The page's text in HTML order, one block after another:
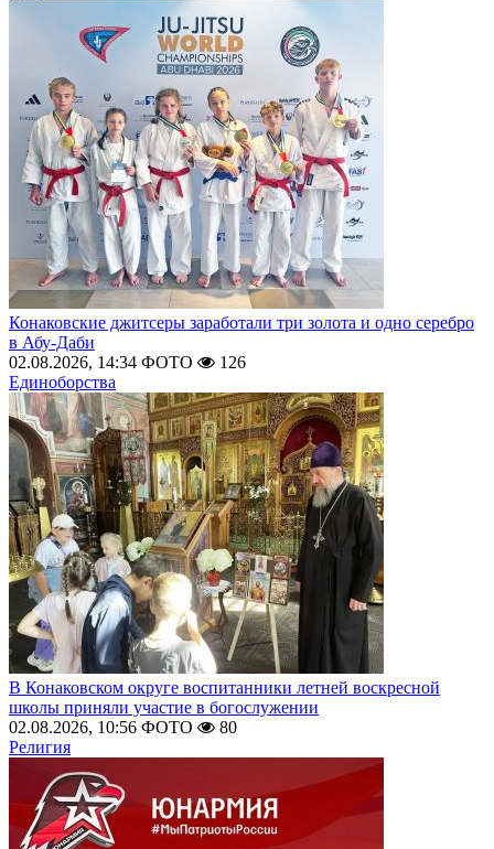
Конаковские джитсеры заработали три золота и одно серебро
в Абу-Даби
02.08.2026, 14:34 ФОТО
126
Единоборства
В Конаковском округе воспитанники летней воскресной
школы приняли участие в богослужении
02.08.2026, 10:56 ФОТО
80
Религия